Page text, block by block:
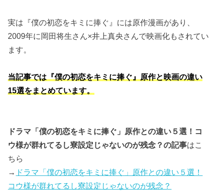
実は『僕の初恋をキミに捧ぐ』には原作漫画があり、
2009年に岡田将生さん×井上真央さんで映画化もされてい
ます。
当記事では『僕の初恋をキミに捧ぐ』原作と映画の違い
15選をまとめています。
ドラマ「僕の初恋をキミに捧ぐ」原作との違い５選！コ
ウ様が群れてるし寮設定じゃないのが残念？の記事はこ
ちら
→ ドラマ「僕の初恋をキミに捧ぐ」原作との違い５選！
コウ様が群れてるし寮設定じゃないのが残念？